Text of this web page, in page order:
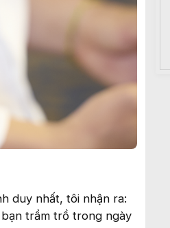
duy nhất, tôi nhận ra:
trầm trồ trong ngày